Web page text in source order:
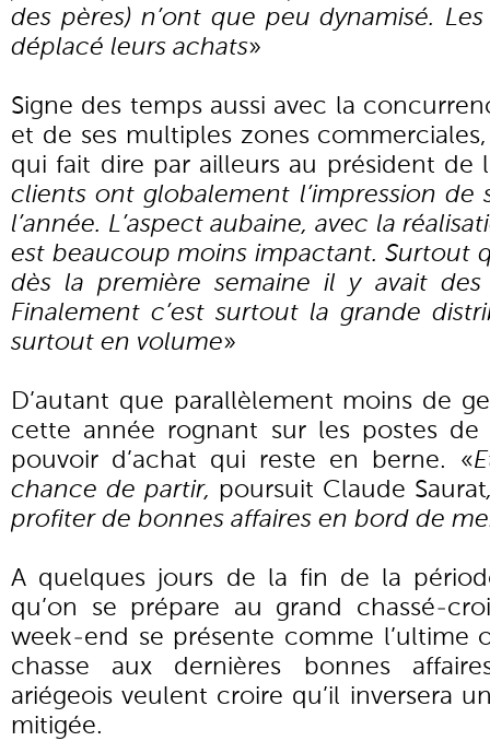
des pères) n’ont que peu dynamisé.
déplacé leurs achats»
Signe des temps aussi avec la
et de ses multiples zones
qui fait dire par ailleurs au président de
clients ont globalement l’impression
l’année. L’aspect aubaine, avec la
est beaucoup moins impactant. Surtout
dès la première semaine il y avait
Finalement c’est surtout la grande
surtout en volume»
D’autant que parallèlement moins de
cette année rognant sur les postes de
pouvoir d’achat qui reste en berne. «
chance de partir, poursuit Claude Saurat
profiter de bonnes affaires en bord de
A quelques jours de la fin de la
qu’on se prépare au grand chassé-
week-end se présente comme l’ultime
chasse aux dernières bonnes
ariégeois veulent croire qu’il inversera
mitigée.